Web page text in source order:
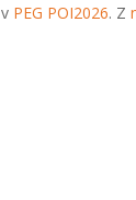
PEG POI2026. Z